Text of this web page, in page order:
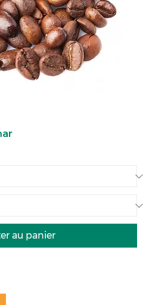
au panier